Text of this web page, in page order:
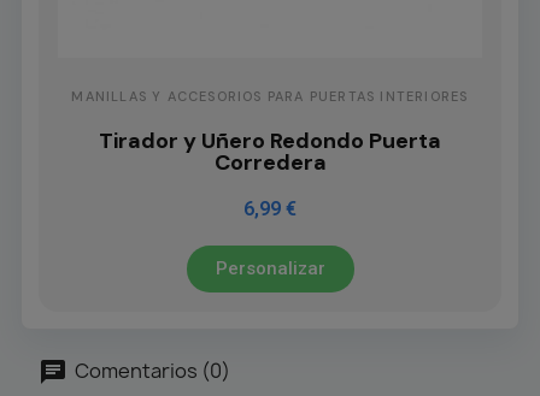
MANILLAS Y ACCESORIOS PARA PUERTAS INTERIORES
Tirador y Uñero Redondo Puerta
Corredera
6,99 €
Personalizar
Comentarios (0)